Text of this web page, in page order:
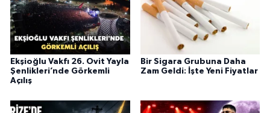
Ekşioğlu Vakfı 26. Ovit Yayla
Şenlikleri’nde Görkemli
Açılış
Bir Sigara Grubuna Daha
Zam Geldi: İşte Yeni Fiyatlar